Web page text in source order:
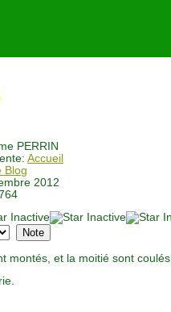
PERRIN
Accueil
Blog
2012
montés, et la moitié sont coulés.